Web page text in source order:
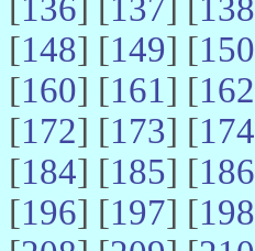
[136] [137] [138
[148] [149] [150
[160] [161] [162
[172] [173] [174
[184] [185] [186
[196] [197] [198